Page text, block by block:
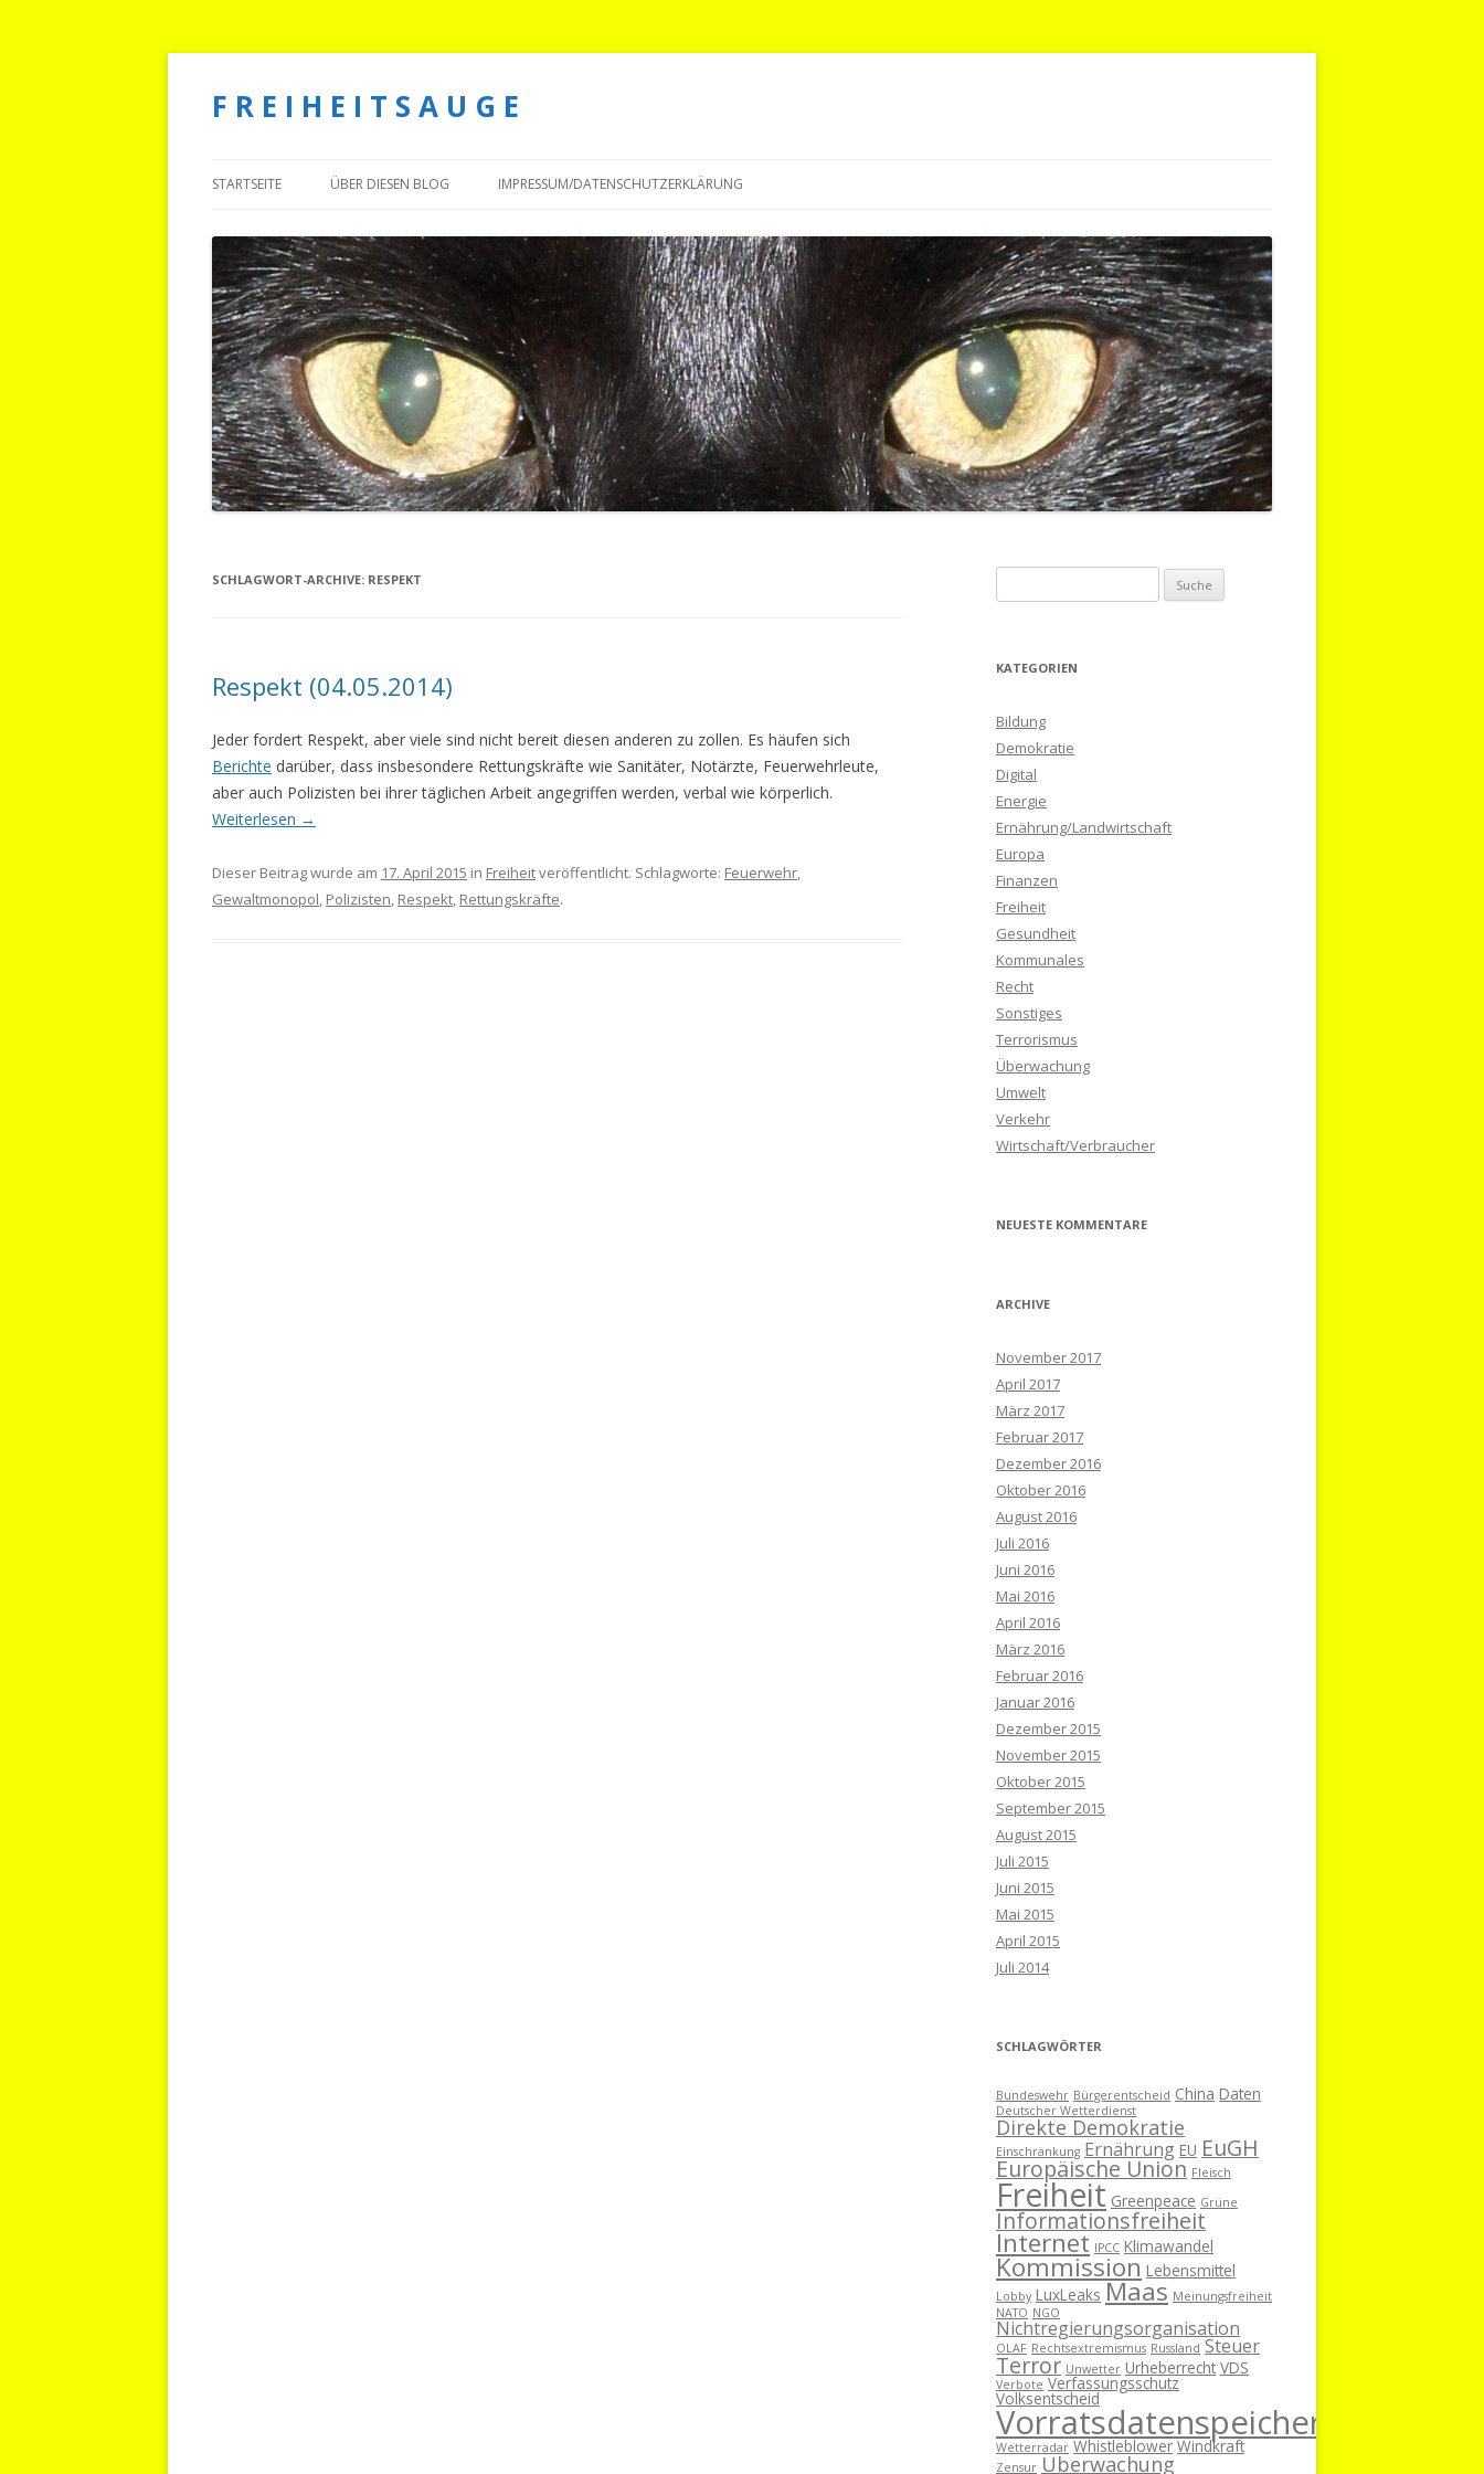
F R E I H E I T S A U G E
STARTSEITE ÜBER DIESEN BLOG IMPRESSUM/DATENSCHUTZERKLÄRUNG
SCHLAGWORT-ARCHIVE: RESPEKT
Respekt (04.05.2014)
Jeder fordert Respekt, aber viele sind nicht bereit diesen anderen zu zollen. Es häufen sich
Berichte darüber, dass insbesondere Rettungskräfte wie Sanitäter, Notärzte, Feuerwehrleute,
aber auch Polizisten bei ihrer täglichen Arbeit angegriffen werden, verbal wie körperlich.
Weiterlesen →
Dieser Beitrag wurde am 17. April 2015 in Freiheitveröffentlicht. Schlagworte: Feuerwehr,
Gewaltmonopol, Polizisten, Respekt, Rettungskräfte.
u
h
n
a
c
h
:
KATEGORIEN
Bildung
Demokratie
Digital
Energie
Ernährung/Landwirtschaft
Europa
Finanzen
Freiheit
Gesundheit
Kommunales
Recht
Sonstiges
Terrorismus
Überwachung
Umwelt
Verkehr
Wirtschaft/Verbraucher
NEUESTE KOMMENTARE
ARCHIVE
November 2017
April 2017
März 2017
Februar 2017
Dezember 2016
Oktober 2016
August 2016
Juli 2016
Juni 2016
Mai 2016
April 2016
März 2016
Februar 2016
Januar 2016
Dezember 2015
November 2015
Oktober 2015
September 2015
August 2015
Juli 2015
Juni 2015
Mai 2015
April 2015
Juli 2014
SCHLAGWÖRTER
Bundeswehr Bürgerentscheid China Daten
Deutscher Wetterdienst
Direkte Demokratie
Einschränkung Ernährung EU EuGH
Europäische Union Fleisch
Freiheit Greenpeace Grüne
Informationsfreiheit
Internet IPCC Klimawandel
Kommission Lebensmittel
Lobby LuxLeaks Maas Meinungsfreiheit
NATO NGO
Nichtregierungsorganisation
OLAF Rechtsextremismus Russland Steuer
Terror Unwetter Urheberrecht VDS
Verbote Verfassungsschutz
Volksentscheid
Vorratsdatenspeicherung
Wetterradar Whistleblower Windkraft
Zensur Überwachung